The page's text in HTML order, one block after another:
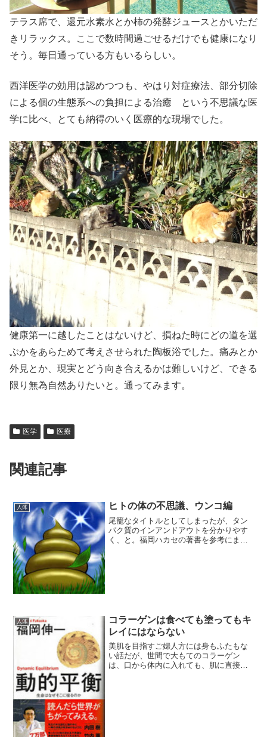
テラス席で、還元水素水とか柿の発酵ジュースとかいただ
きリラックス。ここで数時間過ごせるだけでも健康になり
そう。毎日通っている方もいるらしい。
西洋医学の効用は認めつつも、やはり対症療法、部分切除
による個の生態系への負担による治癒 という不思議な医
学に比べ、とても納得のいく医療的な現場でした。
健康第一に越したことはないけど、損ねた時にどの道を選
ぶかをあらためて考えさせられた陶板浴でした。痛みとか
外見とか、現実とどう向き合えるかは難しいけど、できる
限り無為自然ありたいと。通ってみます。
医学 医療
関連記事
人体 ヒトの体の不思議、ウンコ編
尾籠なタイトルとしてしまったが、タン
パク質のインアンドアウトを分かりやす
く、と。福岡ハカセの著書を参考にまと
人体
コラーゲンは食べても塗ってもキ
レイにはならない
美肌を目指すご婦人方には身もふたもな
い話だが、世間で大もてのコラーゲン
は、口から体内に入れても、肌に直接塗